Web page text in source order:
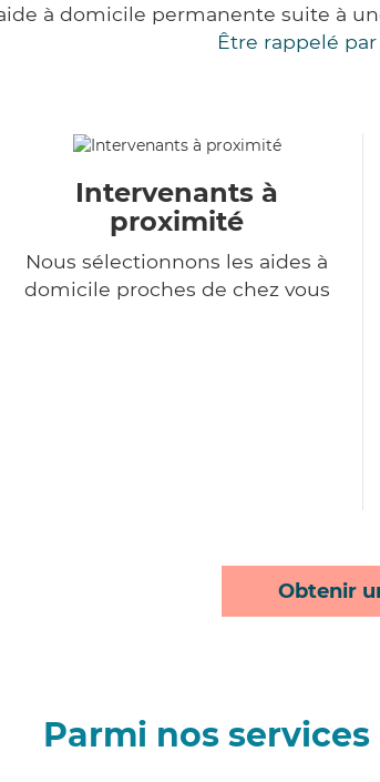
à domicile permanente suite à
Être rappelé
Intervenants à
proximité
Nous sélectionnons les aides à
domicile proches de chez vous
Obtenir
Parmi nos